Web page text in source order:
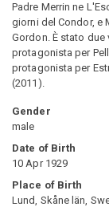
Padre Merrin ne
giorni del Condor, e
Gordon. È stato
protagonista per
protagonista per
(2011).
Gender
male
Date of Birth
10 Apr 1929
Place of Birth
Lund, Skåne län,